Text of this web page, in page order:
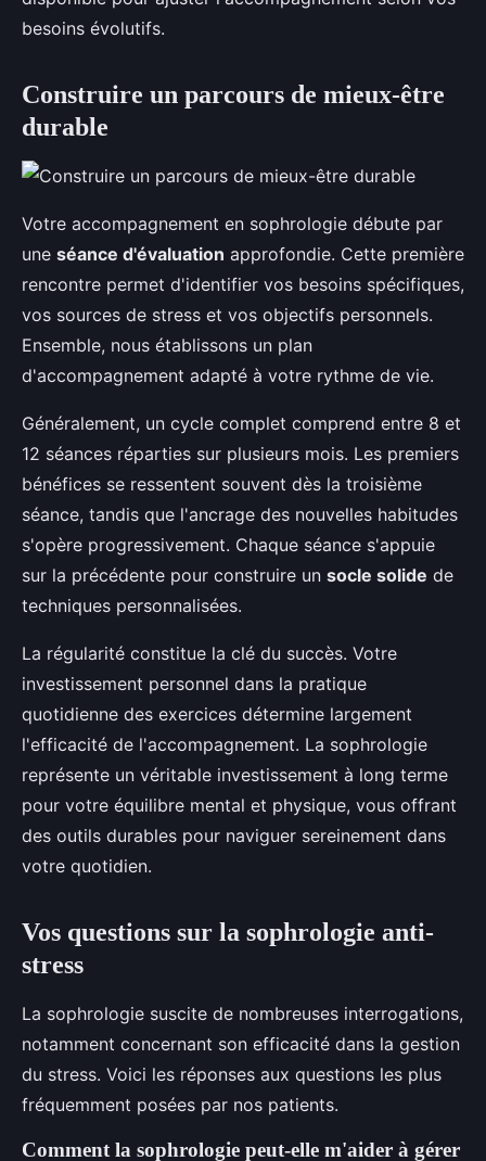
besoins évolutifs.
Construire un parcours de mieux-être
durable
Votre accompagnement en sophrologie débute par
une séance d'évaluation approfondie. Cette première
rencontre permet d'identifier vos besoins spécifiques,
vos sources de stress et vos objectifs personnels.
Ensemble, nous établissons un plan
d'accompagnement adapté à votre rythme de vie.
Généralement, un cycle complet comprend entre 8 et
12 séances réparties sur plusieurs mois. Les premiers
bénéfices se ressentent souvent dès la troisième
séance, tandis que l'ancrage des nouvelles habitudes
s'opère progressivement. Chaque séance s'appuie
sur la précédente pour construire un socle solide de
techniques personnalisées.
La régularité constitue la clé du succès. Votre
investissement personnel dans la pratique
quotidienne des exercices détermine largement
l'efficacité de l'accompagnement. La sophrologie
représente un véritable investissement à long terme
pour votre équilibre mental et physique, vous offrant
des outils durables pour naviguer sereinement dans
votre quotidien.
Vos questions sur la sophrologie anti-
stress
La sophrologie suscite de nombreuses interrogations,
notamment concernant son efficacité dans la gestion
du stress. Voici les réponses aux questions les plus
fréquemment posées par nos patients.
Comment la sophrologie peut-elle m'aider à gérer